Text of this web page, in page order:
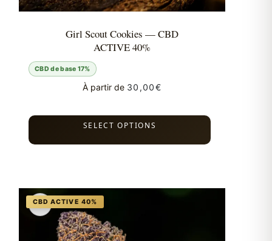
Girl Scout Cookies — CBD
ACTIVE 40%
CBD de base 17%
À partir de 30,00€
SELECT OPTIONS
♡